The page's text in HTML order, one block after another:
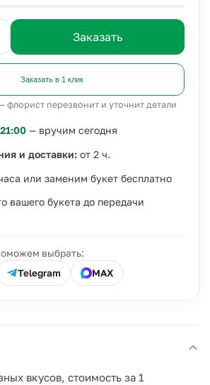
Заказать
Заказать в 1 клик
флорист перезвонит и уточнит детали
— вручим сегодня
и доставки: от 2 ч.
или заменим букет бесплатно
вашего букета до передачи
выбрать:
Telegram MAX
вкусов, стоимость за 1